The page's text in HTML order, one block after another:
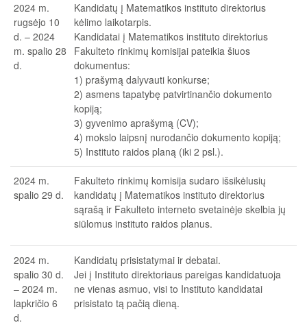
2024 m.
rugsėjo 10
d. – 2024
m. spalio 28
d.
Kandidatų į Matematikos instituto direktorius
kėlimo laikotarpis.
Kandidatai į Matematikos instituto direktorius
Fakulteto rinkimų komisijai pateikia šiuos
dokumentus:
1) prašymą dalyvauti konkurse;
2) asmens tapatybę patvirtinančio dokumento
kopiją;
3) gyvenimo aprašymą (CV);
4) mokslo laipsnį nurodančio dokumento kopiją;
5) Instituto raidos planą (iki 2 psl.).
2024 m.
spalio 29 d.
Fakulteto rinkimų komisija sudaro išsikėlusių
kandidatų į Matematikos instituto direktorius
sąrašą ir Fakulteto interneto svetainėje skelbia jų
siūlomus instituto raidos planus.
2024 m.
spalio 30 d.
– 2024 m.
lapkričio 6
d.
Kandidatų prisistatymai ir debatai.
Jei į Instituto direktoriaus pareigas kandidatuoja
ne vienas asmuo, visi to Instituto kandidatai
prisistato tą pačią dieną.